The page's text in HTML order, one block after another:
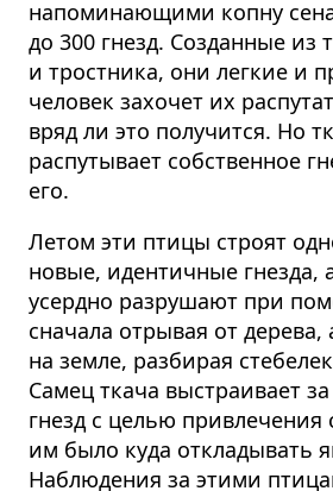
напоминающими копну
до 300 гнезд. Созданные из
и тростника, они легкие и
человек захочет их
вряд ли это получится. Но
распутывает собственное
его.
Летом эти птицы строят
новые, идентичные гнезда,
усердно разрушают при
сначала отрывая от дерева,
на земле, разбирая
Самец ткача выстраивает
гнезд с целью
им было куда откладывать
Наблюдения за этими